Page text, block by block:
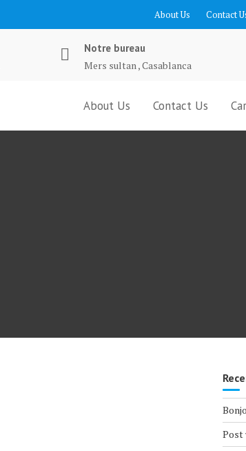
About Us Contact
Notre bureau
Mers sultan , Casablanca
About Us Contact Us
Post